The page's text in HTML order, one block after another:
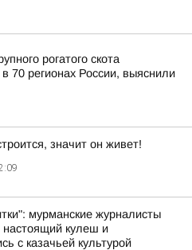
рогатого скота
в 70 регионах России, выяснили
значит он живет!
мурманские журналисты
настоящий кулеш и
с казачьей культурой